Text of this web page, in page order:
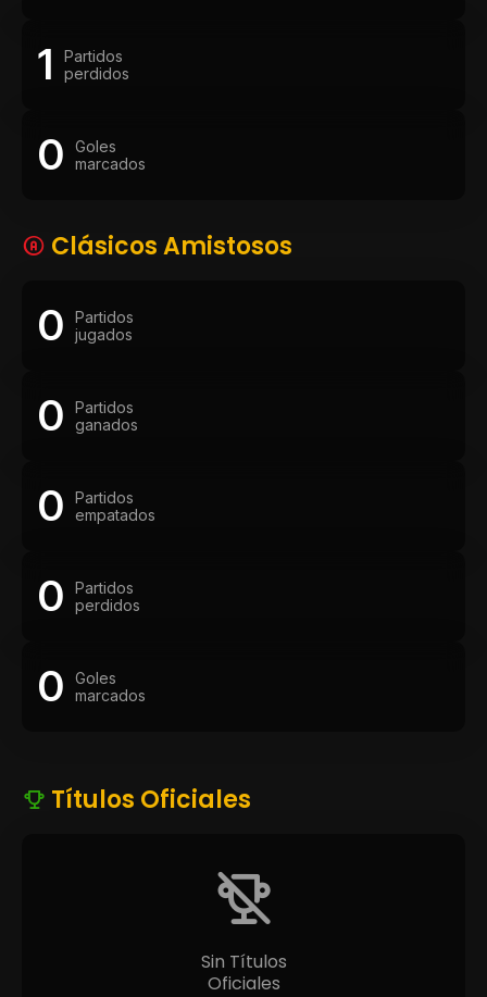
1
Partidos
perdidos
0
Goles
marcados
Clásicos Amistosos
0
Partidos
jugados
0
Partidos
ganados
0
Partidos
empatados
0
Partidos
perdidos
0
Goles
marcados
Títulos Oficiales
Sin Títulos
Oficiales